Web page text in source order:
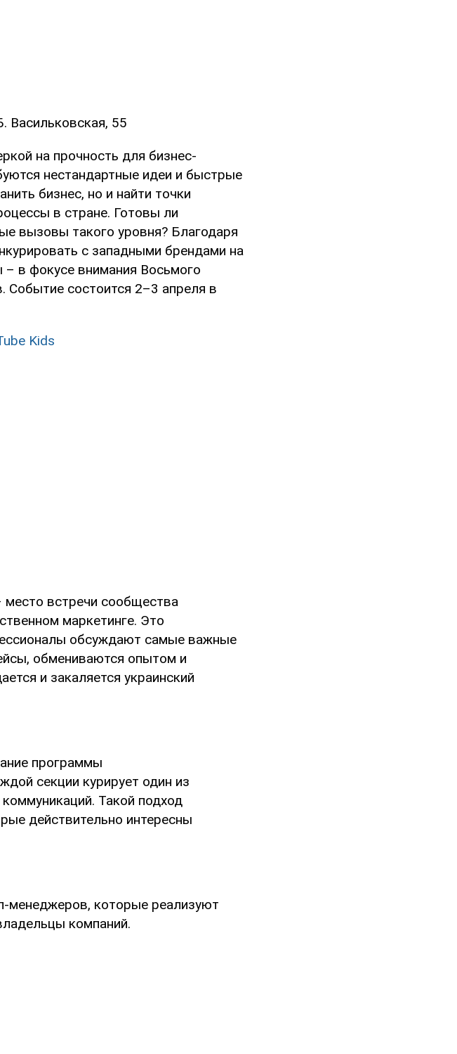
Васильковская, 55
на прочность для бизнес-
нестандартные идеи и быстрые
бизнес, но и найти точки
в стране. Готовы ли
вызовы такого уровня? Благодаря
с западными брендами на
– в фокусе внимания Восьмого
Событие состоится 2–3 апреля в
Kids
встречи сообщества
маркетинге. Это
обсуждают самые важные
обмениваются опытом и
и закаляется украинский
программы
секции курирует один из
Такой подход
действительно интересны
менеджеров, которые реализуют
компаний.